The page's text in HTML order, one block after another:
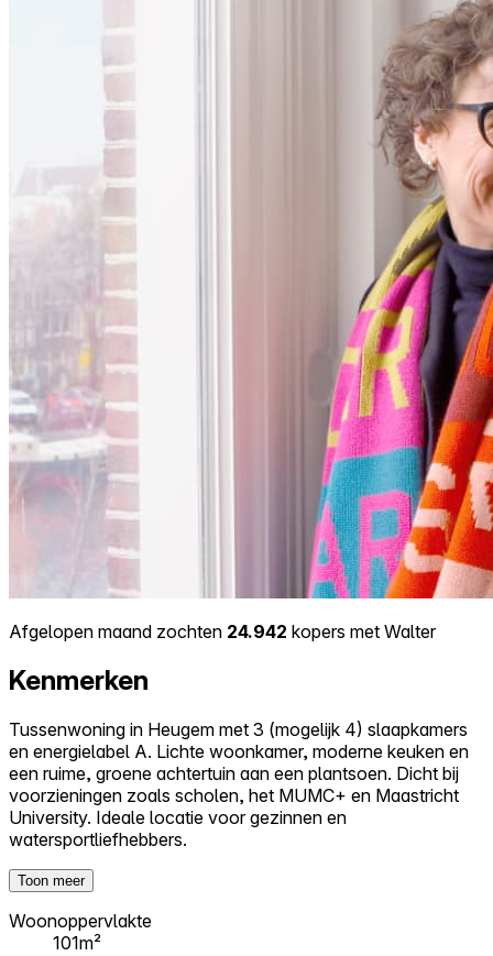
Afgelopen maand zochten 24.942 kopers met Walter
Kenmerken
Tussenwoning in Heugem met 3 (mogelijk 4) slaapkamers
en energielabel A. Lichte woonkamer, moderne keuken en
een ruime, groene achtertuin aan een plantsoen. Dicht bij
voorzieningen zoals scholen, het MUMC+ en Maastricht
University. Ideale locatie voor gezinnen en
watersportliefhebbers.
Toon meer
Woonoppervlakte
101m²